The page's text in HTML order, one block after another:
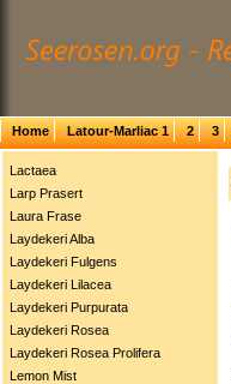
Home Latour-Marliac 1 2 3
Lactaea
Larp Prasert
Laura Frase
Laydekeri Alba
Laydekeri Fulgens
Laydekeri Lilacea
Laydekeri Purpurata
Laydekeri Rosea
Laydekeri Rosea Prolifera
Lemon Mist